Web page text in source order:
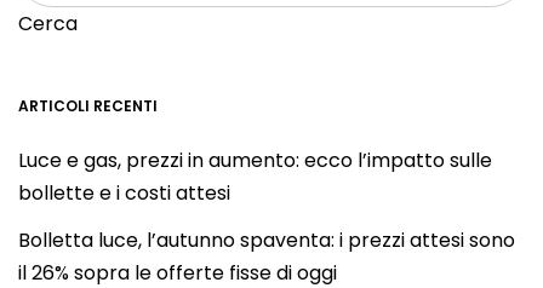
Cerca
ARTICOLI RECENTI
Luce e gas, prezzi in aumento: ecco l’impatto sulle
bollette e i costi attesi
Bolletta luce, l’autunno spaventa: i prezzi attesi sono
il 26% sopra le offerte fisse di oggi